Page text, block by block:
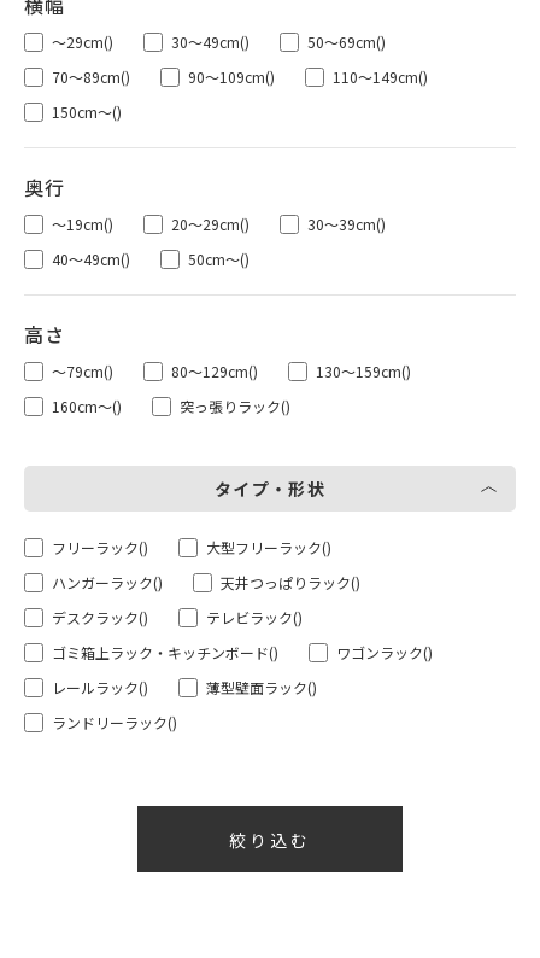
～29cm() 30～49cm() 50～69cm()
70～89cm() 90～109cm() 110～149cm()
150cm～()
～19cm() 20～29cm() 30～39cm()
40～49cm() 50cm～()
～79cm() 80～129cm() 130～159cm()
160cm～() 突っ張りラック()
タイプ・形状
フリーラック() 大型フリーラック()
ハンガーラック() 天井つっぱりラック()
デスクラック() テレビラック()
ゴミ箱上ラック・キッチンボード() ワゴンラック()
レールラック() 薄型壁面ラック()
ランドリーラック()